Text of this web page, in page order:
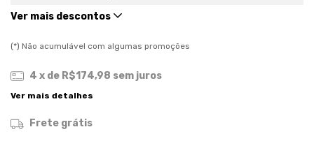
Ver mais descontos
(*) Não acumulável com algumas promoções
4 x de R$174,98 sem juros
Ver mais detalhes
Frete grátis